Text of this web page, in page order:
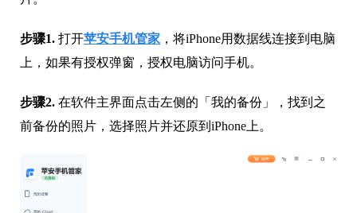
步骤1. 打开苹安手机管家 ，将iPhone用数据线连接到电脑
上，如果有授权弹窗，授权电脑访问手机。
步骤2. 在软件主界面点击左侧的「我的备份」，找到之
前备份的照片，选择照片并还原到iPhone上。